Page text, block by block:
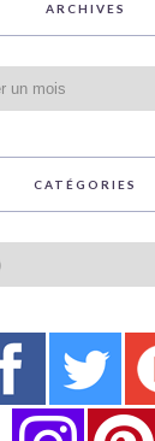
ARCHIVES
CATÉGORIES